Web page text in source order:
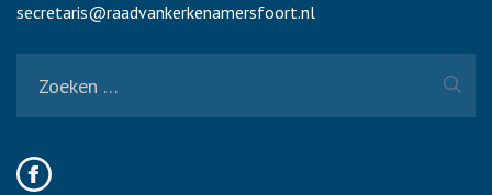
secretaris@raadvankerkenamersfoort.nl